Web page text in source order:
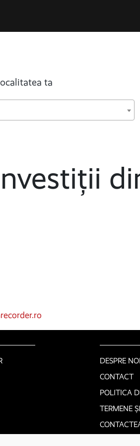
ta
DESPRE NOI
CONTACT
POLITICA
TERMENE